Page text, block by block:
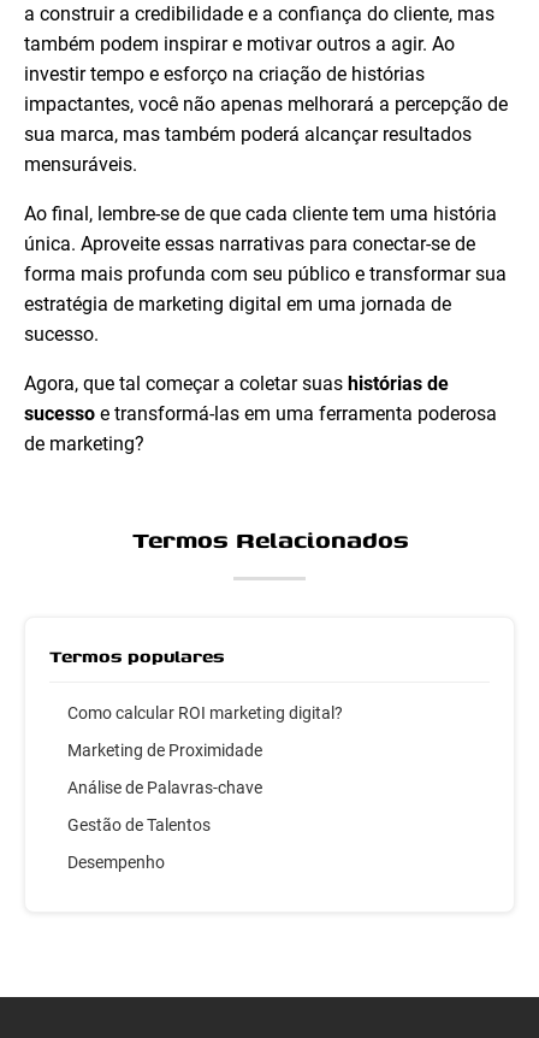
a construir a credibilidade e a confiança do cliente, mas
também podem inspirar e motivar outros a agir. Ao
investir tempo e esforço na criação de histórias
impactantes, você não apenas melhorará a percepção de
sua marca, mas também poderá alcançar resultados
mensuráveis.
Ao final, lembre-se de que cada cliente tem uma história
única. Aproveite essas narrativas para conectar-se de
forma mais profunda com seu público e transformar sua
estratégia de marketing digital em uma jornada de
sucesso.
Agora, que tal começar a coletar suas histórias de
sucesso e transformá-las em uma ferramenta poderosa
de marketing?
Termos Relacionados
Termos populares
Como calcular ROI marketing digital?
Marketing de Proximidade
Análise de Palavras-chave
Gestão de Talentos
Desempenho